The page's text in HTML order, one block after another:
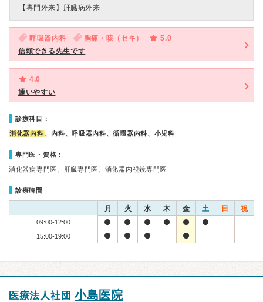
【専門外来】 肝臓病外来
呼吸器内科 胸痛・咳（セキ）
5.0
信頼できる先生です
4.0
通いやすい
診療科目：
消化器内科 、内科、呼吸器内科、循環器内科、小児科
専門医・資格：
消化器病専門医、肝臓専門医、消化器内視鏡専門医
診療時間
月 火 水 木 金 土 日 祝
09:00-12:00
15:00-19:00
医療法人社団 小島医院